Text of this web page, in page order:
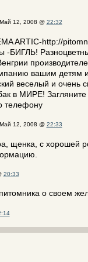
12, 2008 @ 22:32
ARTIC-http://
-БИГЛЬ!
вашим детям
веселый и очень
в МИРЕ!
телефону
12, 2008 @ 22:33
щенка, с хорошей
20:33
о своем